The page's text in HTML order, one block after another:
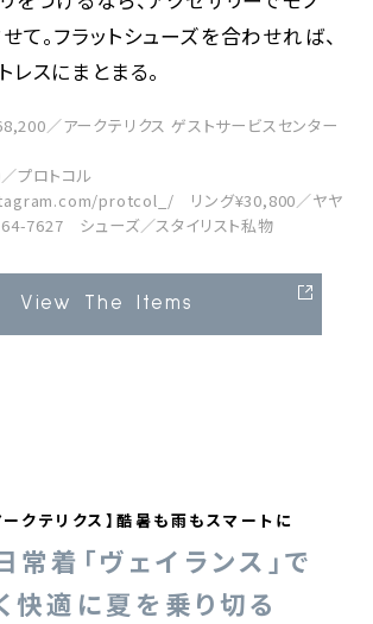
て。フラットシューズを合わせれば、
レスにまとまる。
／アークテリクス ゲストサービスセンター
プロトコル
protcol_/ リング¥30,800／ヤヤ
7627 シューズ／スタイリスト私物
View The Items
ークテリクス】酷暑も雨もスマートに
常着「ヴェイランス」で
快適に夏を乗り切る